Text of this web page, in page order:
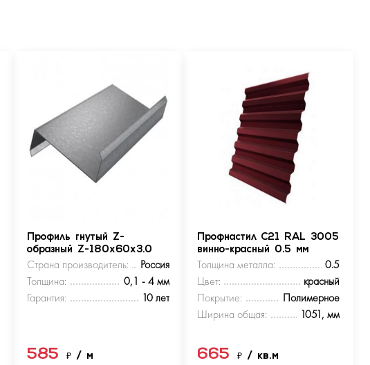
Профиль гнутый Z-
образный Z-180х60х3.0
Страна производитель:
Россия
Толщина:
0,1 - 4 мм
Гарантия:
10 лет
585₽/ м
Профнастил С21 RAL 3005
винно-красный 0.5 мм
Толщина металла:
0.5
Цвет:
красный
Покрытие:
Полимерное
Ширина общая:
1051, мм
665 ₽ / кв.м